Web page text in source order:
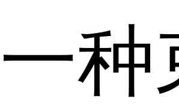
一种